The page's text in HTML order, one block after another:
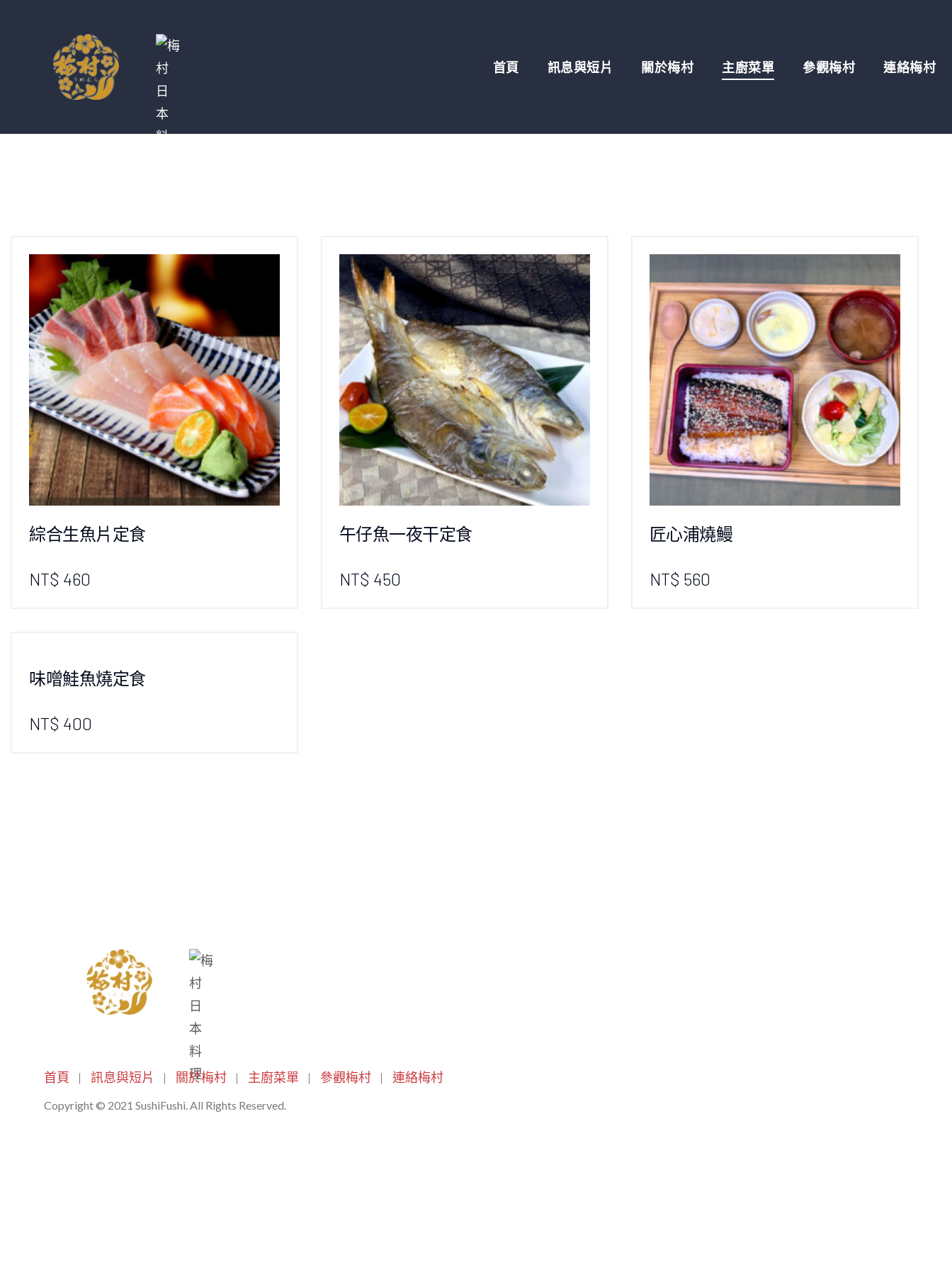
首頁 訊息與短片 關於梅村 主廚菜單 參觀梅村 連絡梅村
綜合生魚片定食
NT$ 460
午仔魚一夜干定食
NT$ 450
匠心浦燒鰻
NT$ 560
味噌鮭魚燒定食
NT$ 400
首頁 訊息與短片 關於梅村 主廚菜單 參觀梅村 連絡梅村
Copyright © 2021 SushiFushi. All Rights Reserved.